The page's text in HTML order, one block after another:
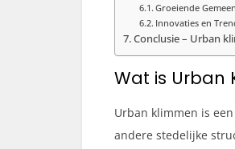
Groeiende
Innovaties en
Conclusie – Urban
Wat is Urban
Urban klimmen is
andere stedelijke